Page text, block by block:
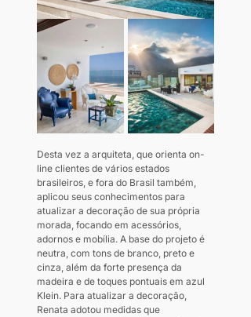
Desta vez a arquiteta, que orienta on-
line clientes de vários estados
brasileiros, e fora do Brasil também,
aplicou seus conhecimentos para
atualizar a decoração de sua própria
morada, focando em acessórios,
adornos e mobília. A base do projeto é
neutra, com tons de branco, preto e
cinza, além da forte presença da
madeira e de toques pontuais em azul
Klein. Para atualizar a decoração,
Renata adotou medidas que